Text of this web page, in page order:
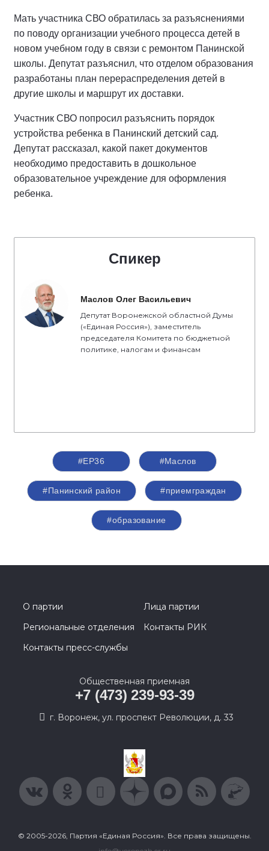
Мать участника СВО обратилась за разъяснениями
по поводу организации учебного процесса детей в
новом учебном году в связи с ремонтом Панинской
школы. Депутат разъяснил, что отделом образования
разработаны план перераспределения детей в
другие школы и маршрут их доставки.
Участник СВО попросил разъяснить порядок
устройства ребенка в Панинский детский сад.
Депутат рассказал, какой пакет документов
необходимо предоставить в дошкольное
образовательное учреждение для оформления
ребенка.
Спикер
Маслов Олег Васильевич
Депутат Воронежской областной Думы
(«Единая Россия»), заместитель
председателя Комитета по бюджетной
политике, налогам и финансам
#ЕР36 #Маслов
#Панинский район #приемграждан
#образование
О партии
Лица партии
Региональные отделения
Контакты РИК
Контакты пресс-службы
Общественная приемная
+7 (473) 239-93-39
г. Воронеж, ул. проспект Революции, д. 33
© 2005-2026, Партия «Единая Россия». Все права защищены.